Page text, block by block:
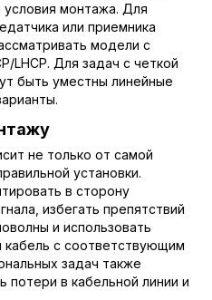
условия монтажа. Для
или приемника
модели с
LHCP. Для задач с четкой
быть уместны линейные
не только от самой
установки.
в сторону
избегать препятствий
и использовать
кабель с соответствующим
задач также
потери в кабельной линии и